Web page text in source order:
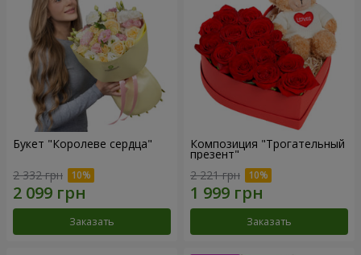
Букет "Королеве сердца"
2 332 грн
Заказать
Композиция "Трогательный
презент"
2 221 грн
Заказать